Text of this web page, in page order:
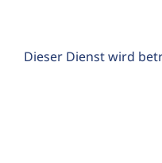
Dieser Dienst wird